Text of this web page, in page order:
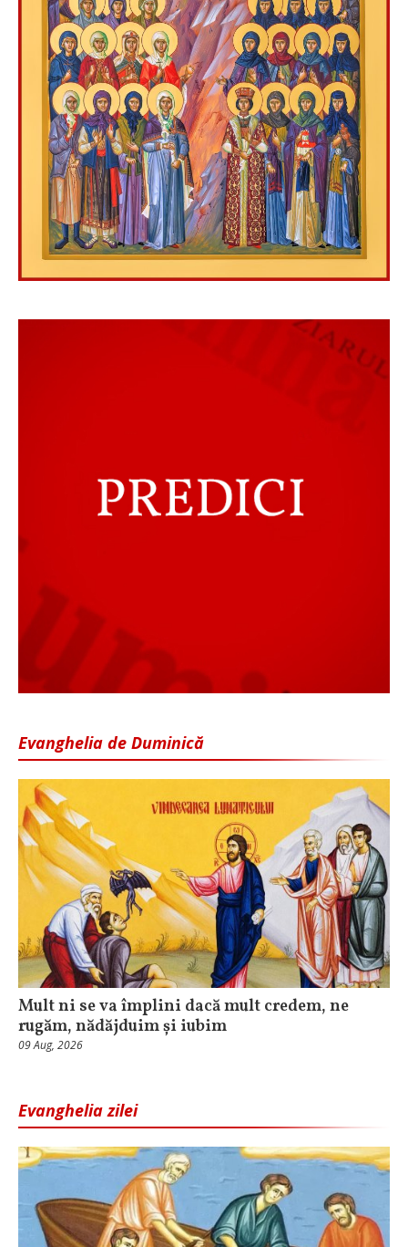
Evanghelia de Duminică
Mult ni se va împlini dacă mult credem, ne
rugăm, nădăjduim și iubim
09 Aug, 2026
Evanghelia zilei